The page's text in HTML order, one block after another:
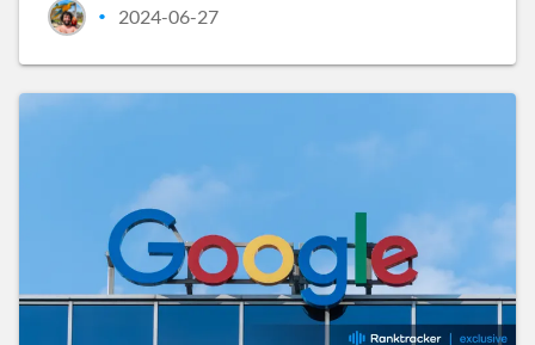
• 2024-06-27